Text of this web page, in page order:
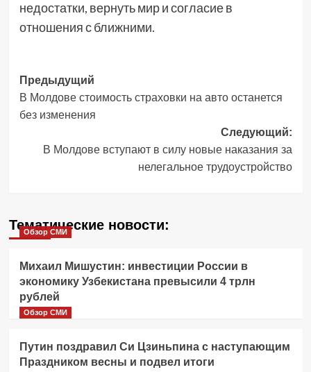
недостатки, вернуть мир и согласие в
отношения с ближними.
Навигация
записи
Предыдущий
В Молдове стоимость страховки на авто останется
без изменения
Следующий:
В Молдове вступают в силу новые наказания за
нелегальное трудоустройство
Тематические новости:
Обзор СМИ
Михаил Мишустин: инвестиции России в
экономику Узбекистана превысили 4 трлн
рублей
Обзор СМИ
Путин поздравил Си Цзиньпина с наступающим
Праздником весны и подвел итоги